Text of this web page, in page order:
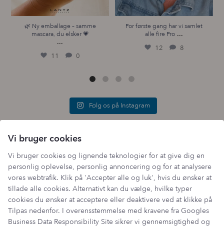
🌿 Ny emballage – samme
mascara, du elsker 💗
...
11 0
For første gang har vi samlet
alle fire Pro ...
12 8
Følg os på Instagram
Tilmeld vores fordelsklub
Genvejen til rabatter, nyheder og inspiration
Vi bruger cookies
Vi bruger cookies og lignende teknologier for at give dig en
personlig oplevelse, personlig annoncering og for at analysere
vores webtrafik. Klik på 'Accepter alle og luk', hvis du ønsker at
tillade alle cookies. Alternativt kan du vælge, hvilke typer
cookies du ønsker at acceptere eller deaktivere ved at klikke på
Tilpas nedenfor. I overensstemmelse med kravene fra Googles
Business Data Responsibility Site sikrer vi gennemsigtighed og